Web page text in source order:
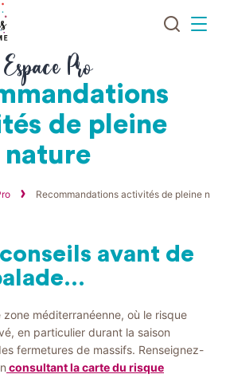
JeMenu
Espace Pro
de pleine
nature
Recommandations activités de pleine
avant de
zone méditerranéenne, où le risque
en particulier durant la saison
fermetures de massifs. Renseignez-
consultant la carte du risque